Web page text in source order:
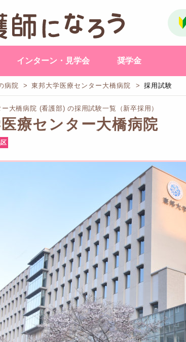
インターン・見学会 奨学金
病院 東邦大学医療センター大橋病院 採用試験
大橋病院 (看護部) の採用試験一覧（新卒採用）
療センター大橋病院